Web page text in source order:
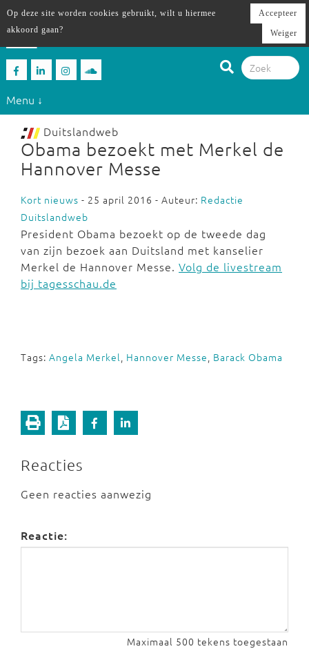
Menu ↓
Duitslandweb
Obama bezoekt met Merkel de
Hannover Messe
Kort nieuws - 25 april 2016 - Auteur: Redactie
Duitslandweb
President Obama bezoekt op de tweede dag
van zijn bezoek aan Duitsland met kanselier
Merkel de Hannover Messe. Volg de livestream
bij tagesschau.de
Tags: Angela Merkel, Hannover Messe, Barack Obama
Reacties
Geen reacties aanwezig
Reactie:
Maximaal 500 tekens toegestaan
Op deze site worden cookies gebruikt, wilt u hiermee
akkoord gaan?
Accepteer
Weiger